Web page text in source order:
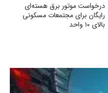
درخواست موتور برق هسته‌ای
رایگان برای مجتمعات مسکونی
بالای ۱۰ واحد